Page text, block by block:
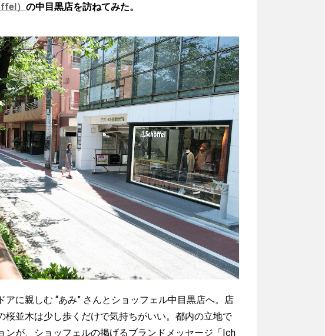
） の中目黒店を訪ねてみた。
に親しむ “あみ” さんとショッフェル中目黒店へ。店
桜並木は少し歩くだけで気持ちがいい。都内の立地で
ンが、ショッフェルの掲げるブランドメッセージ「Ich